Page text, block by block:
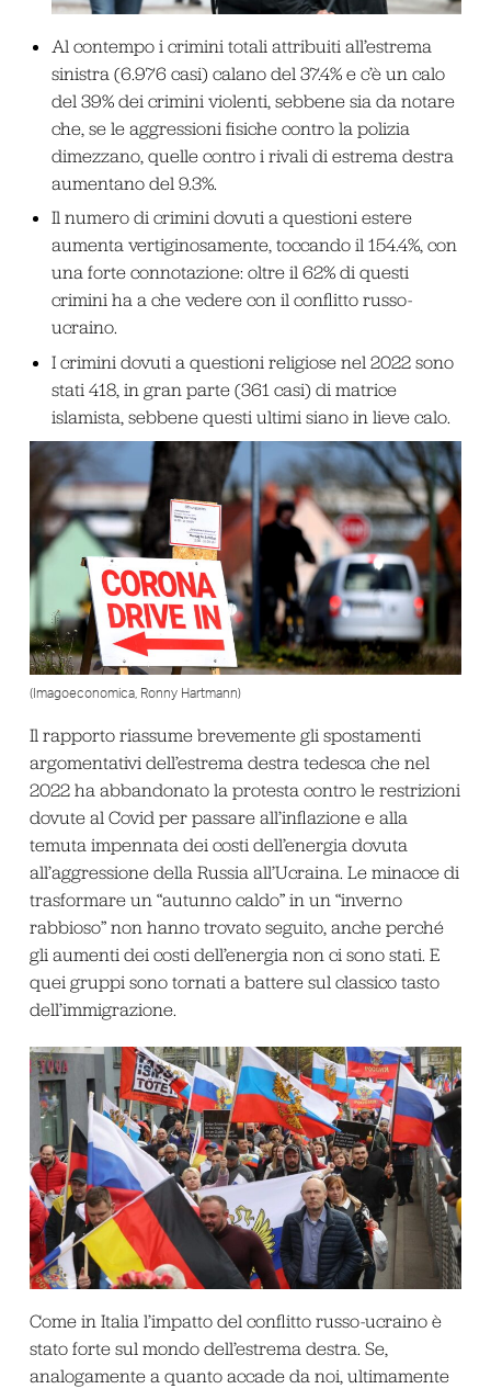
Al contempo i crimini totali attribuiti all’estrema
sinistra (6.976 casi) calano del 37.4% e c’è un calo
del 39% dei crimini violenti, sebbene sia da notare
che, se le aggressioni fisiche contro la polizia
dimezzano, quelle contro i rivali di estrema destra
aumentano del 9.3%.
Il numero di crimini dovuti a questioni estere
aumenta vertiginosamente, toccando il 154.4%, con
una forte connotazione: oltre il 62% di questi
crimini ha a che vedere con il conflitto russo-
ucraino.
I crimini dovuti a questioni religiose nel 2022 sono
stati 418, in gran parte (361 casi) di matrice
islamista, sebbene questi ultimi siano in lieve calo.
(Imagoeconomica, Ronny Hartmann)
Il rapporto riassume brevemente gli spostamenti
argomentativi dell’estrema destra tedesca che nel
2022 ha abbandonato la protesta contro le restrizioni
dovute al Covid per passare all’inflazione e alla
temuta impennata dei costi dell’energia dovuta
all’aggressione della Russia all’Ucraina. Le minacce di
trasformare un “autunno caldo” in un “inverno
rabbioso” non hanno trovato seguito, anche perché
gli aumenti dei costi dell’energia non ci sono stati. E
quei gruppi sono tornati a battere sul classico tasto
dell’immigrazione.
Come in Italia l’impatto del conflitto russo-ucraino è
stato forte sul mondo dell’estrema destra. Se,
analogamente a quanto accade da noi, ultimamente